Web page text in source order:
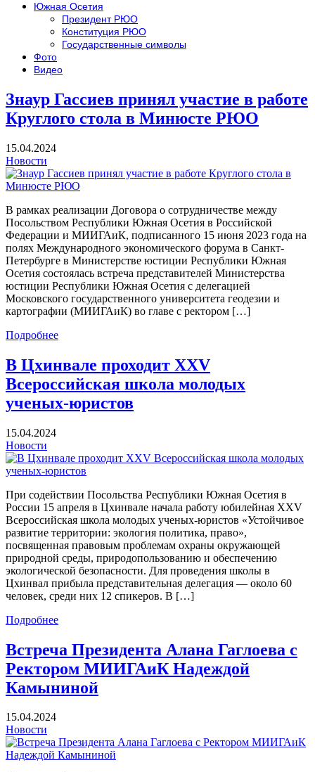
Южная Осетия
Президент РЮО
Конституция РЮО
Государственные символы
Фото
Видео
Знаур Гассиев принял участие в работе
Круглого стола в Минюсте РЮО
15.04.2024
Новости
В рамках реализации Договора о сотрудничестве между
Посольством Республики Южная Осетия в Российской
Федерации и МИИГАиК, подписанного 15 июня 2023 года на
полях Международного экономического форума в Санкт-
Петербурге в Министерстве юстиции Республики Южная
Осетия состоялась встреча представителей Министерства
юстиции Республики Южная Осетия с делегацией
Московского государственного университета геодезии и
картографии (МИИГАиК) во главе с ректором […]
Подробнее
В Цхинвале проходит XХV
Всероссийская школа молодых
ученых-юристов
15.04.2024
Новости
При содействии Посольства Республики Южная Осетия в
России 15 апреля в Цхинвале начала работу юбилейная XХV
Всероссийская школа молодых ученых-юристов «Устойчивое
развитие территории: экология политика, право»,
посвященная правовым проблемам охраны окружающей
природной среды, природопользованию и обеспечению
экологической безопасности. Для проведения школы в
Цхинвал прибыла представительная делегация — около 60
человек, среди них 12 спикеров. В […]
Подробнее
Встреча Президента Алана Гаглоева с
Ректором МИИГАиК Надеждой
Камыниной
15.04.2024
Новости